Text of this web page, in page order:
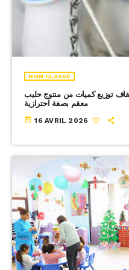
NON CLASSÉ
توزيع كميات من منتوج حليب
معقم بصفة احترازية
today 16 AVRIL 2026